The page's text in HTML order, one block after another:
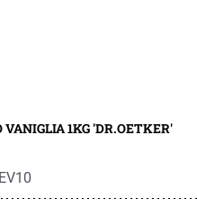
VANIGLIA 1KG 'DR.OETKER'